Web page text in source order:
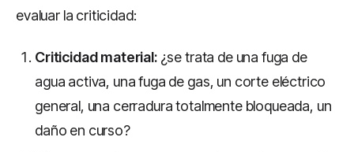
evaluar la criticidad:
Criticidad material:¿se trata de una fuga de
agua activa, una fuga de gas, un corte eléctrico
general, una cerradura totalmente bloqueada, un
daño en curso?